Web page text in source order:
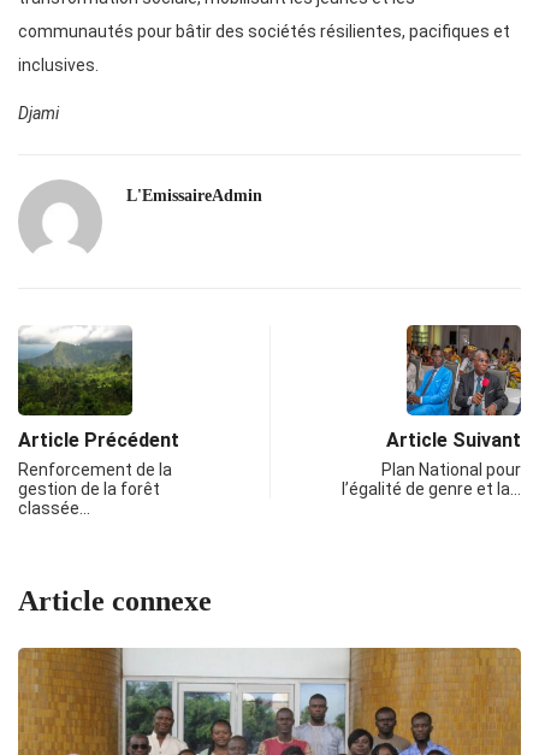
communautés pour bâtir des sociétés résilientes, pacifiques et
inclusives.
Djami
L'EmissaireAdmin
Article Précédent
Renforcement de la
gestion de la forêt
classée…
Article Suivant
Plan National pour
l’égalité de genre et la…
Article connexe